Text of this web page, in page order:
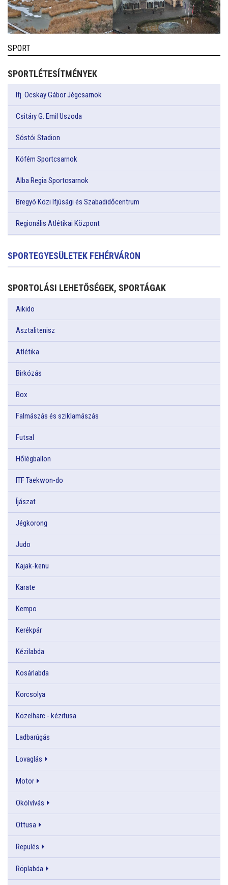
SPORT
SPORTLÉTESÍTMÉNYEK
Ifj. Ocskay Gábor Jégcsarnok
Csitáry G. Emil Uszoda
Sóstói Stadion
Köfém Sportcsarnok
Alba Regia Sportcsarnok
Bregyó Közi Ifjúsági és Szabadidőcentrum
Regionális Atlétikai Központ
SPORTEGYESÜLETEK FEHÉRVÁRON
SPORTOLÁSI LEHETŐSÉGEK, SPORTÁGAK
Aikido
Asztalitenisz
Atlétika
Birkózás
Box
Falmászás és sziklamászás
Futsal
Hőlégballon
ITF Taekwon-do
Íjászat
Jégkorong
Judo
Kajak-kenu
Karate
Kempo
Kerékpár
Kézilabda
Kosárlabda
Korcsolya
Közelharc - kézitusa
Ladbarúgás
Lovaglás
Motor
Ökölvívás
Öttusa
Repülés
Röplabda